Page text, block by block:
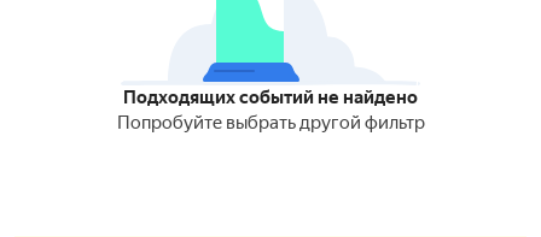
Подходящих событий не найдено
Попробуйте выбрать другой фильтр